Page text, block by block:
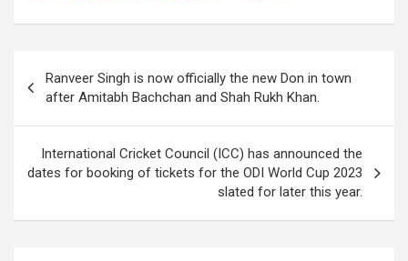
at
A
p
p
ce
b
o
o
k
tt
er
ke
dI
n
e
gr
a
m
ail ar
e
navigation
Ranveer Singh is now officially the new Don in town
after Amitabh Bachchan and Shah Rukh Khan.
International Cricket Council (ICC) has announced the
dates for booking of tickets for the ODI World Cup 2023
slated for later this year.